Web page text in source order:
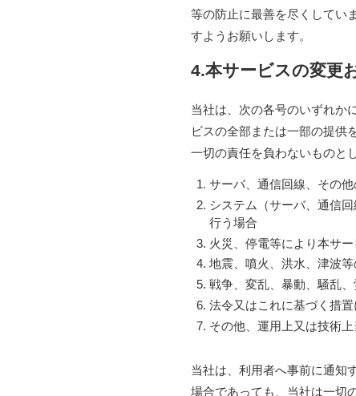
等の防止に最善を尽くしてい
すようお願いします。
4.本サービスの変更
当社は、次の各号のいずれか
ビスの全部または一部の提供
一切の責任を負わないものと
サーバ、通信回線、その
システム（サーバ、通信
行う場合
火災、停電等により本サ
地震、噴火、洪水、津波
戦争、変乱、暴動、騒乱
法令又はこれに基づく措
その他、運用上又は技術
当社は、利用者へ事前に通知
場合であっても、当社は一切